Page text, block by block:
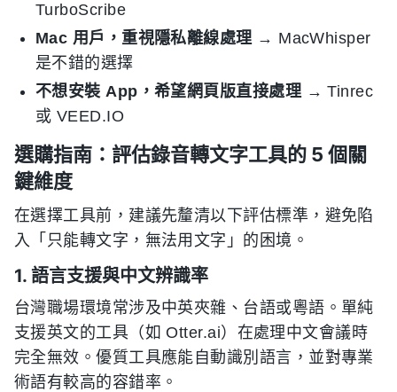
TurboScribe
Mac 用戶，重視隱私離線處理→ MacWhisper
是不錯的選擇
不想安裝 App，希望網頁版直接處理→ Tinrec
或 VEED.IO
選購指南：評估錄音轉文字工具的 5 個關
鍵維度
在選擇工具前，建議先釐清以下評估標準，避免陷
入「只能轉文字，無法用文字」的困境。
1. 語言支援與中文辨識率
台灣職場環境常涉及中英夾雜、台語或粵語。單純
支援英文的工具（如 Otter.ai）在處理中文會議時
完全無效。優質工具應能自動識別語言，並對專業
術語有較高的容錯率。